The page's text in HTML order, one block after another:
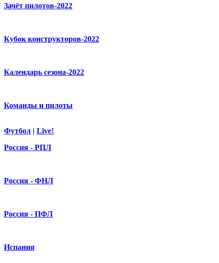
Зачёт пилотов-2022
Кубок конструкторов-2022
Календарь сезона-2022
Команды и пилоты
Футбол | Live!
Россия - РПЛ
Россия - ФНЛ
Россия - ПФЛ
Испания